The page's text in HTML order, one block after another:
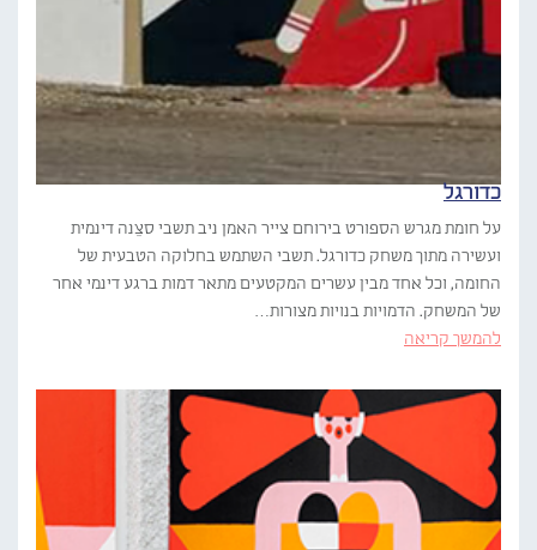
כדורגל
על חומת מגרש הספורט בירוחם צייר האמן ניב תשבי סצֵנה דינמית
ועשירה מתוך משחק כדורגל. תשבי השתמש בחלוקה הטבעית של
החומה, וכל אחד מבין עשרים המקטעים מתאר דמות ברגע דינמי אחר
של המשחק. הדמויות בנויות מצורות…
להמשך קריאה